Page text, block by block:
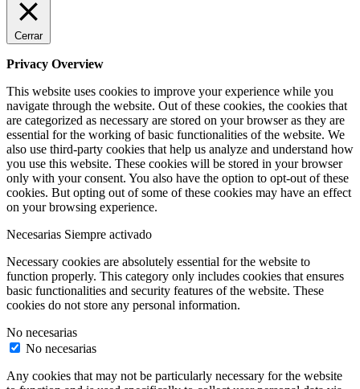
Cerrar
Privacy Overview
This website uses cookies to improve your experience while you
navigate through the website. Out of these cookies, the cookies that
are categorized as necessary are stored on your browser as they are
essential for the working of basic functionalities of the website. We
also use third-party cookies that help us analyze and understand how
you use this website. These cookies will be stored in your browser
only with your consent. You also have the option to opt-out of these
cookies. But opting out of some of these cookies may have an effect
on your browsing experience.
Necesarias Siempre activado
Necessary cookies are absolutely essential for the website to
function properly. This category only includes cookies that ensures
basic functionalities and security features of the website. These
cookies do not store any personal information.
No necesarias
No necesarias
Any cookies that may not be particularly necessary for the website